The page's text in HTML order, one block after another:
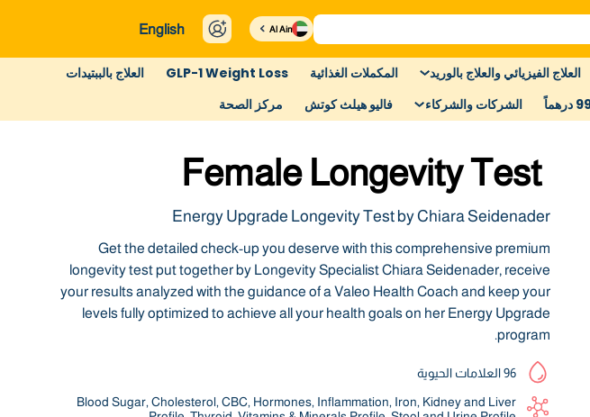
Al Ain
English
العلاج الفيزيائي والعلاج بالوريد المكملات الغذائية GLP-1 Weight Loss
العلاج بالببتيدات
الشركات والشركاء فاليو هيلث كوتش مركز الصحة
Female Longevity Test
Energy Upgrade Longevity Test by Chiara Seidenader
Get the detailed check-up you deserve with this comprehensive premium
longevity test put together by Longevity Specialist Chiara Seidenader, receive
your results analyzed with the guidance of a Valeo Health Coach and keep your
levels fully optimized to achieve all your health goals on her Energy Upgrade
program.
96 العلامات الحيوية
Blood Sugar, Cholesterol, CBC, Hormones, Inflammation, Iron, Kidney and Liver